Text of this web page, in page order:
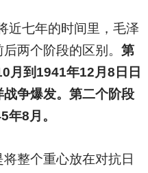
近七年的时间里，毛泽
两个阶段的区别。 第
月到1941年12月8日日
争爆发。第二个阶段
8月。
整个重心放在对抗日